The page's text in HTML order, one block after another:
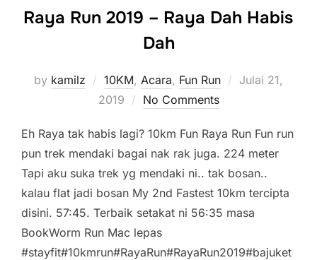
Raya Run 2019 – Raya Dah Habis
Dah
by kamilz 10KM, Acara, Fun Run
Posted
Julai 21,
2019
No Comments
Eh Raya tak habis lagi? 10km Fun Raya Run Fun run
pun trek mendaki bagai nak rak juga. 224 meter
Tapi aku suka trek yg mendaki ni.. tak bosan..
kalau flat jadi bosan My 2nd Fastest 10km tercipta
disini. 57:45. Terbaik setakat ni 56:35 masa
BookWorm Run Mac lepas
#stayfit#10kmrun#RayaRun#RayaRun2019#bajuket